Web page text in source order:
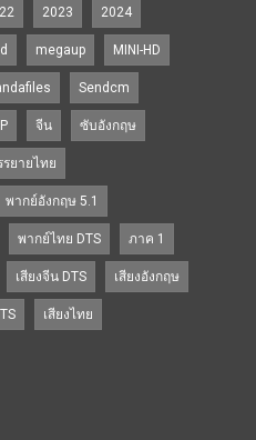
2023 2024
megaup MINI-HD
Sendcm
จีน ซับอังกฤษ
รยายไทย
พากย์อังกฤษ 5.1
พากย์ไทย DTS ภาค 1
เสียงจีน DTS เสียงอังกฤษ
เสียงไทย